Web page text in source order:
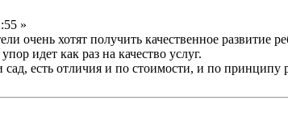
»
очень хотят получить качественное развитие
идет как раз на качество услуг.
есть отличия и по стоимости, и по принципу